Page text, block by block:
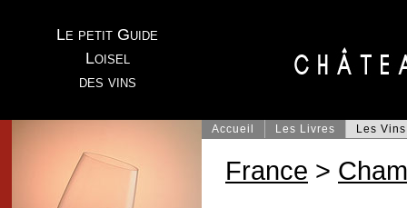
Le petit Guide
Loisel
des vins
Accueil Les Livres Les Vins
France >